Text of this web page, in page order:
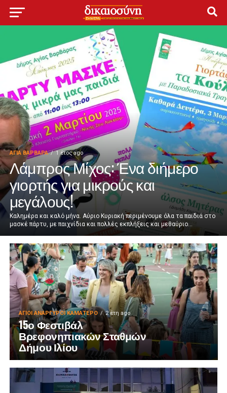
ΑΓΙΑ ΒΑΡΒΑΡΑ 1 έτος ago
Λάμπρος Μίχος: Ένα διήμερο
γιορτής για μικρούς και
μεγάλους!
Καλημέρα και καλό μήνα. Αύριο Κυριακή περιμένουμε όλα τα παιδιά στο
μασκέ πάρτυ, με παιχνίδια και πολλές εκπλήξεις και μεθαύριο...
ΑΓΙΟΙ ΑΝΑΡΓΥΡΟΙ ΚΑΜΑΤΕΡΟ 2 έτη ago
15ο Φεστιβάλ
Βρεφονηπιακών Σταθμών
Δήμου Ιλίου